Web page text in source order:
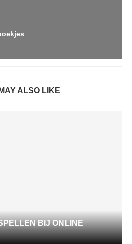
ALSO LIKE
BIJ ONLINE